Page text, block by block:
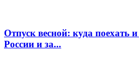
Отпуск весной: куда поехать
России и за...